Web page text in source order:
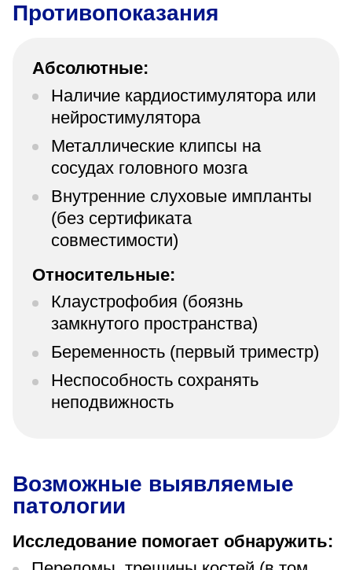
Противопоказания
Абсолютные:
Наличие кардиостимулятора или
нейростимулятора
Металлические клипсы на
сосудах головного мозга
Внутренние слуховые импланты
(без сертификата
совместимости)
Относительные:
Клаустрофобия (боязнь
замкнутого пространства)
Беременность (первый триместр)
Неспособность сохранять
неподвижность
Возможные выявляемые
патологии
Исследование помогает обнаружить: